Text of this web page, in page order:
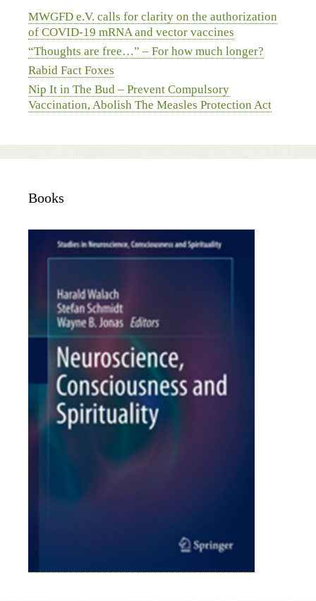
MWGFD e.V. calls for clarity on the authorization
of COVID-19 mRNA and vector vaccines
“Thoughts are free…” – For how much longer?
Rabid Fact Foxes
Nip It in The Bud – Prevent Compulsory
Vaccination, Abolish The Measles Protection Act
Books